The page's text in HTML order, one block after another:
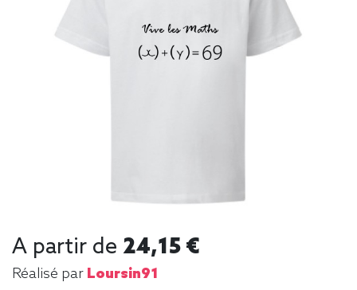
A partir de 24,15 €
Réalisé par Loursin91